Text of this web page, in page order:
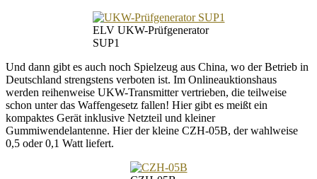
ELV UKW-Prüfgenerator
SUP1
Und dann gibt es auch noch Spielzeug aus China, wo der Betrieb in
Deutschland strengstens verboten ist. Im Onlineauktionshaus
werden reihenweise UKW-Transmitter vertrieben, die teilweise
schon unter das Waffengesetz fallen! Hier gibt es meißt ein
kompaktes Gerät inklusive Netzteil und kleiner
Gummiwendelantenne. Hier der kleine CZH-05B, der wahlweise
0,5 oder 0,1 Watt liefert.